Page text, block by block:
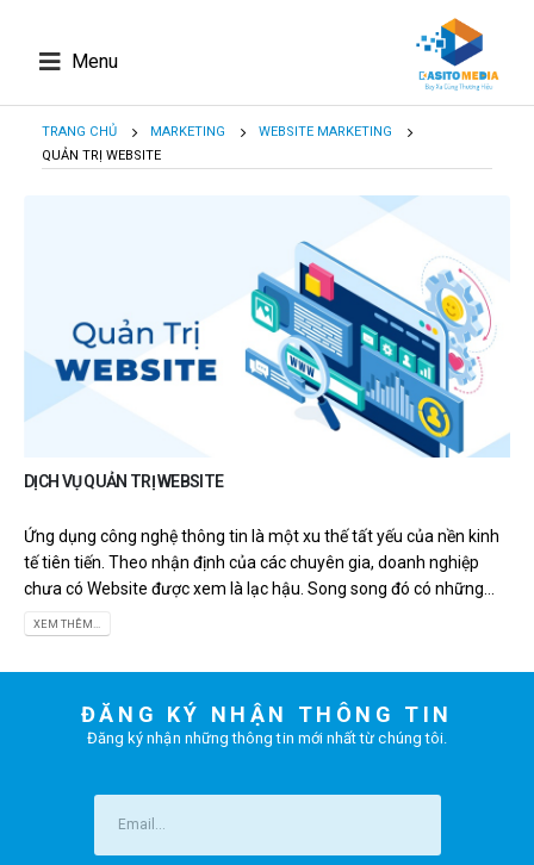
Menu
TRANG CHỦ MARKETING
WEBSITE MARKETING
QUẢN TRỊ WEBSITE
DỊCH VỤ QUẢN TRỊ WEBSITE
Ứng dụng công nghệ thông tin là một xu thế tất yếu của nền kinh
tế tiên tiến. Theo nhận định của các chuyên gia, doanh nghiệp
chưa có Website được xem là lạc hậu. Song song đó có những...
XEM THÊM...
ĐĂNG KÝ NHẬN THÔNG TIN
Đăng ký nhận những thông tin mới nhất từ chúng tôi.